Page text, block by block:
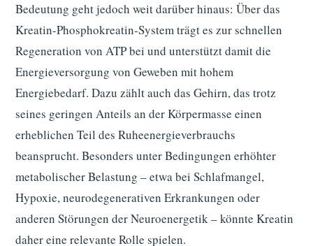
Bedeutung geht jedoch weit darüber hinaus: Über das
Kreatin-Phosphokreatin-System trägt es zur schnellen
Regeneration von ATP bei und unterstützt damit die
Energieversorgung von Geweben mit hohem
Energiebedarf. Dazu zählt auch das Gehirn, das trotz
seines geringen Anteils an der Körpermasse einen
erheblichen Teil des Ruheenergieverbrauchs
beansprucht. Besonders unter Bedingungen erhöhter
metabolischer Belastung – etwa bei Schlafmangel,
Hypoxie, neurodegenerativen Erkrankungen oder
anderen Störungen der Neuroenergetik – könnte Kreatin
daher eine relevante Rolle spielen.